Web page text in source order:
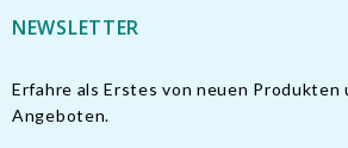
NEWSLETTER
Erfahre als Erstes von neuen
Angeboten.